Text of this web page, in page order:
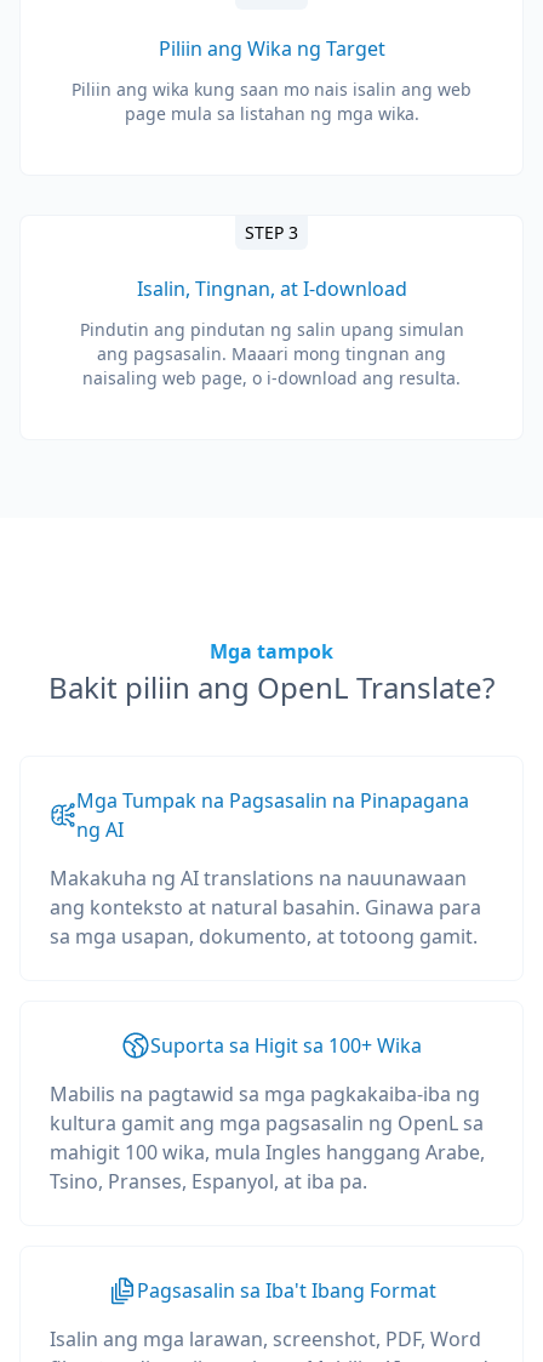
Piliin ang Wika ng Target
Piliin ang wika kung saan mo nais isalin ang web
page mula sa listahan ng mga wika.
STEP 3
Isalin, Tingnan, at I-download
Pindutin ang pindutan ng salin upang simulan
ang pagsasalin. Maaari mong tingnan ang
naisaling web page, o i-download ang resulta.
Mga tampok
Bakit piliin ang OpenL Translate?
Mga Tumpak na Pagsasalin na Pinapagana
ng AI
Makakuha ng AI translations na nauunawaan
ang konteksto at natural basahin. Ginawa para
sa mga usapan, dokumento, at totoong gamit.
Suporta sa Higit sa 100+ Wika
Mabilis na pagtawid sa mga pagkakaiba-iba ng
kultura gamit ang mga pagsasalin ng OpenL sa
mahigit 100 wika, mula Ingles hanggang Arabe,
Tsino, Pranses, Espanyol, at iba pa.
Pagsasalin sa Iba't Ibang Format
Isalin ang mga larawan, screenshot, PDF, Word